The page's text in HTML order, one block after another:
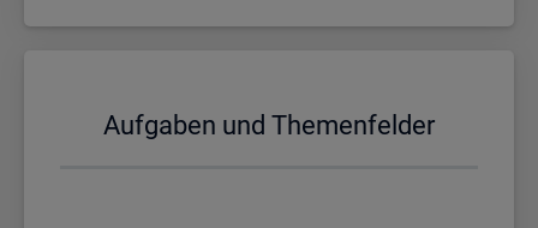
Auf­ga­ben und The­men­fel­der